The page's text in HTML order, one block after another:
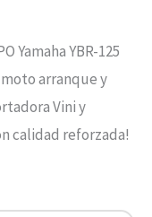
Yamaha YBR-125
arranque y
Vini y
calidad reforzada!